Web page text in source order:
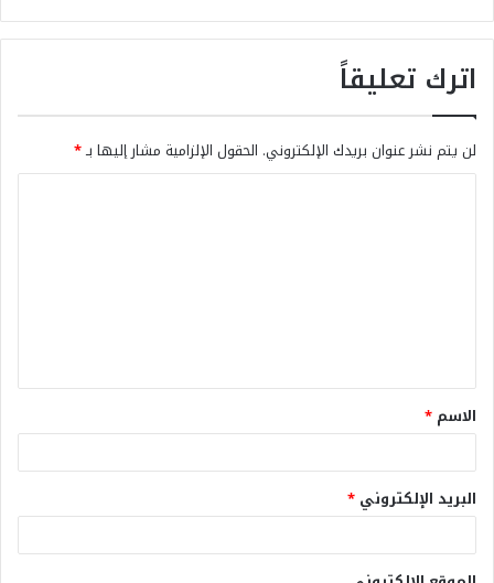
اترك تعليقاً
لن يتم نشر عنوان بريدك الإلكتروني. الحقول الإلزامية مشار إليها بـ*
الاسم *
البريد الإلكتروني *